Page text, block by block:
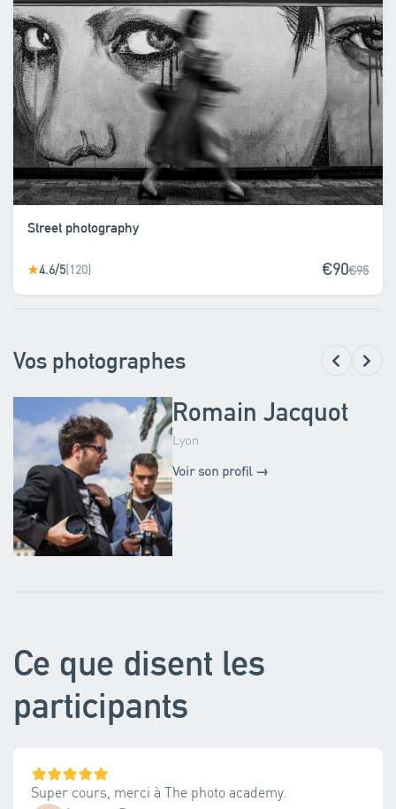
Street photography
★4.6/5(120) €90€95
Vos photographes
Romain Jacquot
Lyon
Voir son profil →
Ce que disent les
participants
Super cours, merci à The photo academy.